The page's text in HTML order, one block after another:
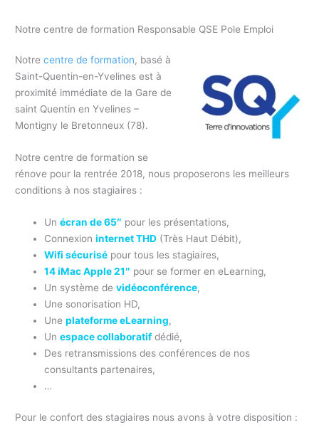
Notre centre de formation Responsable QSE Pole Emploi
Notrecentre de formation, basé à
Saint-Quentin-en-Yvelines est à
proximité immédiate de la Gare de
saint Quentin en Yvelines –
Montigny le Bretonneux (78).
Notre centre de formation se
rénove pour la rentrée 2018, nous proposerons les meilleurs
conditions à nos stagiaires :
Unécran de 65″ pour les présentations,
Connexioninternet THD (Très Haut Débit),
Wifi sécurisé pour tous les stagiaires,
14 iMac Apple 21″ pour se former en eLearning,
Un système devidéoconférence,
Une sonorisation HD,
Uneplateforme eLearning,
Unespace collaboratif dédié,
Des retransmissions des conférences de nos
consultants partenaires,
…
Pour le confort des stagiaires nous avons à votre disposition :